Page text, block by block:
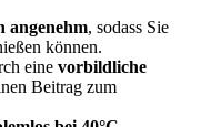
angenehm, sodass Sie
können.
eine vorbildliche
Beitrag zum